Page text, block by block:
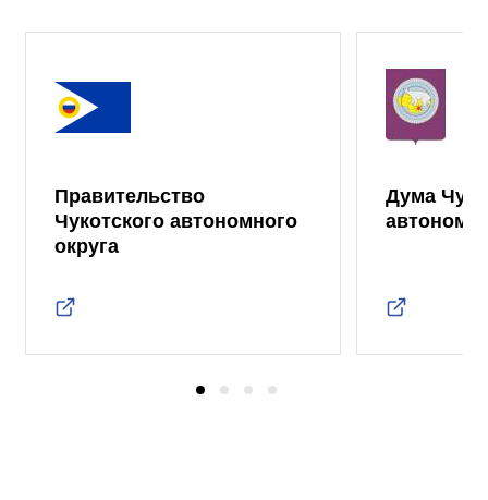
Правительство
Чукотского автономного
округа
Дума